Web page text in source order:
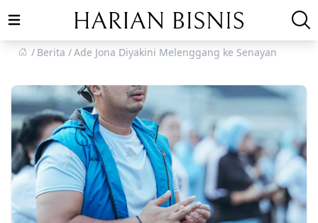
Open main menu
Berita
Ade Jona Diyakini Melenggang ke Senayan